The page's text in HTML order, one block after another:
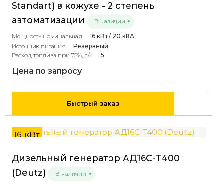
Standart) в кожухе - 2 степень
автоматизации
В наличии
Мощность номинальная
16 кВт / 20 кВА
Источник питания
Резервный
Расход топлива при 75%, л/ч
5
Цена по запросу
Быстрый заказ
16 кВт
Дизельный генератор АД16С-Т400
(Deutz)
В наличии